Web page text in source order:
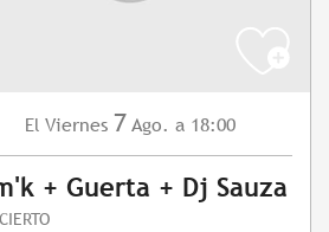
El Viernes 7 Ago. a 18:00
+ Guerta + Dj Sauza